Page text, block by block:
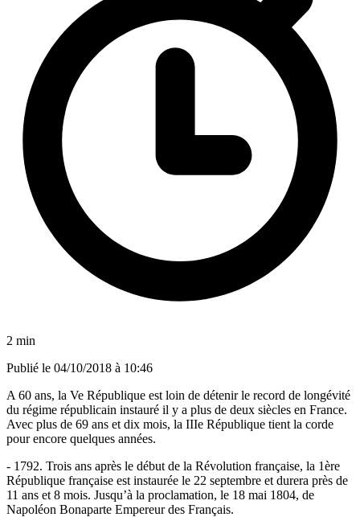
2 min
Publié le 04/10/2018 à 10:46
A 60 ans, la Ve République est loin de détenir le record de longévité
du régime républicain instauré il y a plus de deux siècles en France.
Avec plus de 69 ans et dix mois, la IIIe République tient la corde
pour encore quelques années.
- 1792. Trois ans après le début de la Révolution française, la 1ère
République française est instaurée le 22 septembre et durera près de
11 ans et 8 mois. Jusqu’à la proclamation, le 18 mai 1804, de
Napoléon Bonaparte Empereur des Français.